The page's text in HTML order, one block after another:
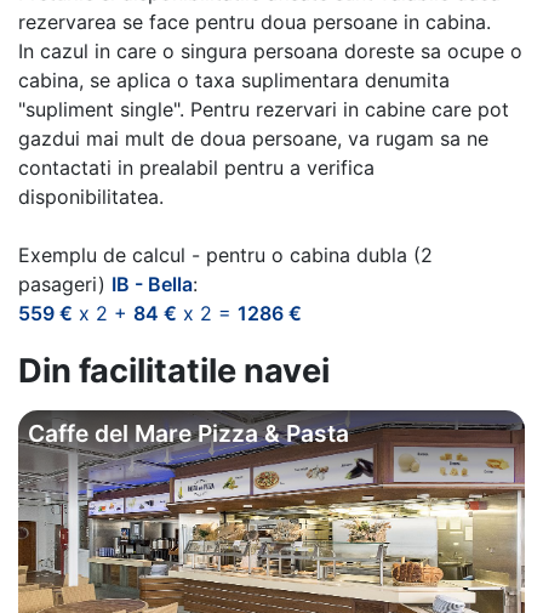
rezervarea se face pentru doua persoane in cabina.
In cazul in care o singura persoana doreste sa ocupe o
cabina, se aplica o taxa suplimentara denumita
"supliment single". Pentru rezervari in cabine care pot
gazdui mai mult de doua persoane, va rugam sa ne
contactati in prealabil pentru a verifica
disponibilitatea.
Exemplu de calcul - pentru o cabina dubla (2
pasageri) IB - Bella:
559 € x 2 + 84 € x 2 = 1286 €
Din facilitatile navei
Caffe del Mare Pizza & Pasta